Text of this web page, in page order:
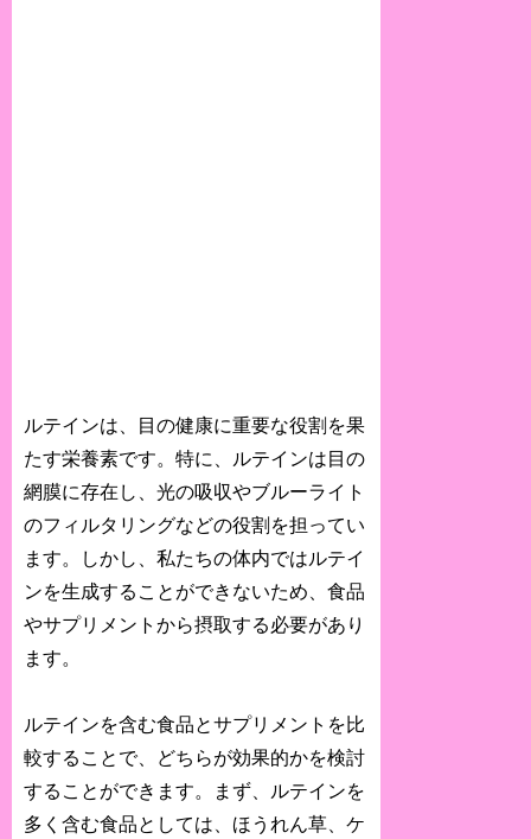
ルテインは、目の健康に重要な役割を果
たす栄養素です。特に、ルテインは目の
網膜に存在し、光の吸収やブルーライト
のフィルタリングなどの役割を担ってい
ます。しかし、私たちの体内ではルテイ
ンを生成することができないため、食品
やサプリメントから摂取する必要があり
ます。
ルテインを含む食品とサプリメントを比
較することで、どちらが効果的かを検討
することができます。まず、ルテインを
多く含む食品としては、ほうれん草、ケ